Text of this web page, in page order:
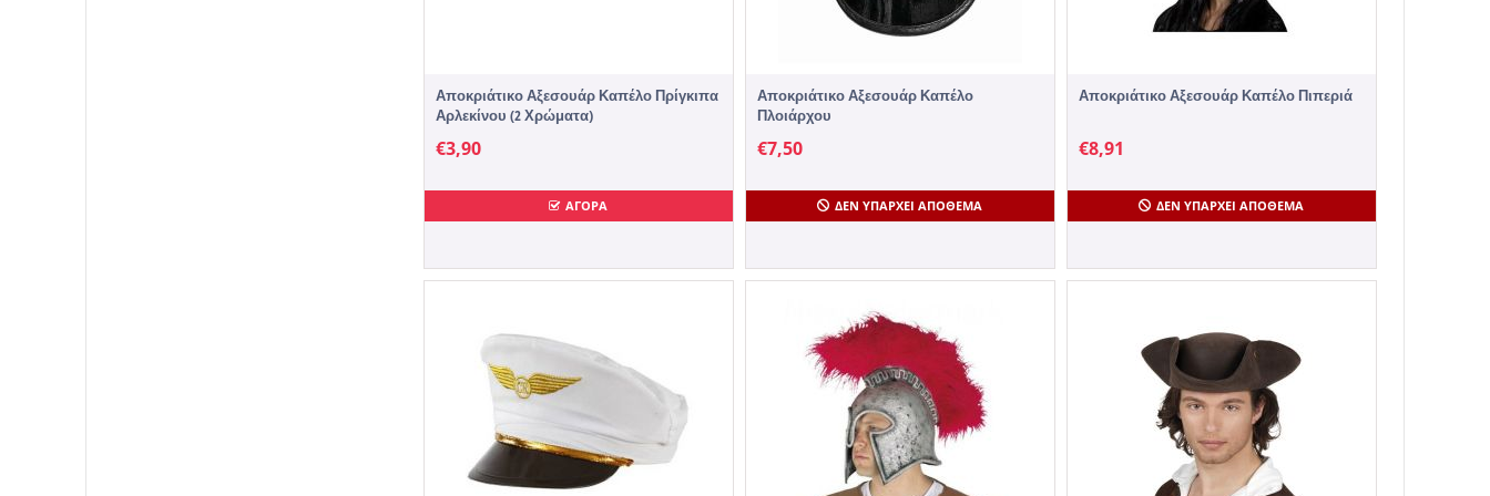
Αποκριάτικο Αξεσουάρ Καπέλο Πρίγκιπα
Αρλεκίνου (2 Χρώματα)
€3,90
ΑΓΟΡΑ
Αποκριάτικο Αξεσουάρ Καπέλο
Πλοιάρχου
€7,50
ΔΕΝ ΥΠΆΡΧΕΙ ΑΠΌΘΕΜΑ
Αποκριάτικο Αξεσουάρ Καπέλο Πιπεριά
€8,91
ΔΕΝ ΥΠΆΡΧΕΙ ΑΠΌΘΕΜΑ